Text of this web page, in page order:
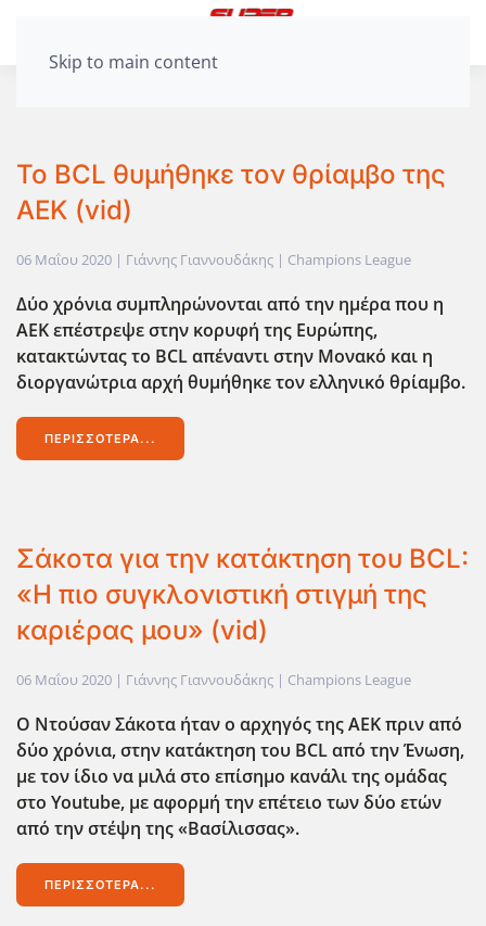
Skip to main content
Το BCL θυμήθηκε τον θρίαμβο της
ΑΕΚ (vid)
06 Μαΐου 2020 | Γιάννης Γιαννουδάκης | Champions League
Δύο χρόνια συμπληρώνονται από την ημέρα που η
ΑΕΚ επέστρεψε στην κορυφή της Ευρώπης,
κατακτώντας το BCLαπέναντι στην Μονακό και η
διοργανώτρια αρχή θυμήθηκε τον ελληνικό θρίαμβο.
ΠΕΡΙΣΣΌΤΕΡΑ...
Σάκοτα για την κατάκτηση του BCL:
«Η πιο συγκλονιστική στιγμή της
καριέρας μου» (vid)
06 Μαΐου 2020 | Γιάννης Γιαννουδάκης | Champions League
Ο Ντούσαν Σάκοτα ήταν ο αρχηγός της ΑΕΚ πριν από
δύο χρόνια, στην κατάκτηση του BCLαπό την Ένωση,
με τον ίδιο να μιλά στο επίσημο κανάλι της ομάδας
στο Youtube, με αφορμή την επέτειο των δύο ετών
από την στέψη της «Βασίλισσας».
ΠΕΡΙΣΣΌΤΕΡΑ...